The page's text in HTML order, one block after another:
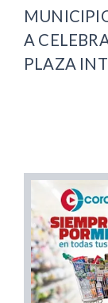
A
PLAZA